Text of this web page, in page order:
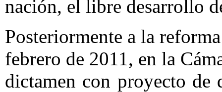
nación, el libre desarrollo
Posteriormente a la
febrero de 2011, en la
dictamen con proyecto de